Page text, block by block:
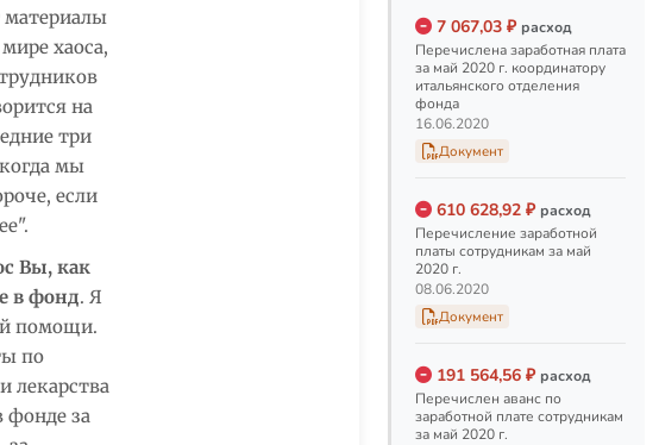
материалы
хаоса,
на
три
мы
если
Вы, как
в фонд. Я
помощи.
по
лекарства
фонде за
Перечисление зарплаты
координатору
итальянского отделения
фонда
Перечислена заработная
координатору итальянского
отделения фонда
16.06.2020
Заработная плата за май
2020 г.
платы сотрудникам за май
2020 г.
08.06.2020
7 067,03 ₽ расход
Перечислена заработная плата
за май 2020 г. координатору
итальянского отделения
фонда
16.06.2020
Документ
610 628,92 ₽ расход
Перечисление заработной
платы сотрудникам за май
2020 г.
08.06.2020
Документ
191 564,56 ₽ расход
Перечислен аванс по
заработной плате сотрудникам
за май 2020 г.